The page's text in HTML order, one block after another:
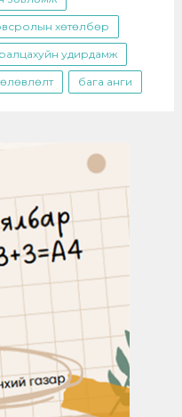
хөтөлбөр
удирдамж
бага анги